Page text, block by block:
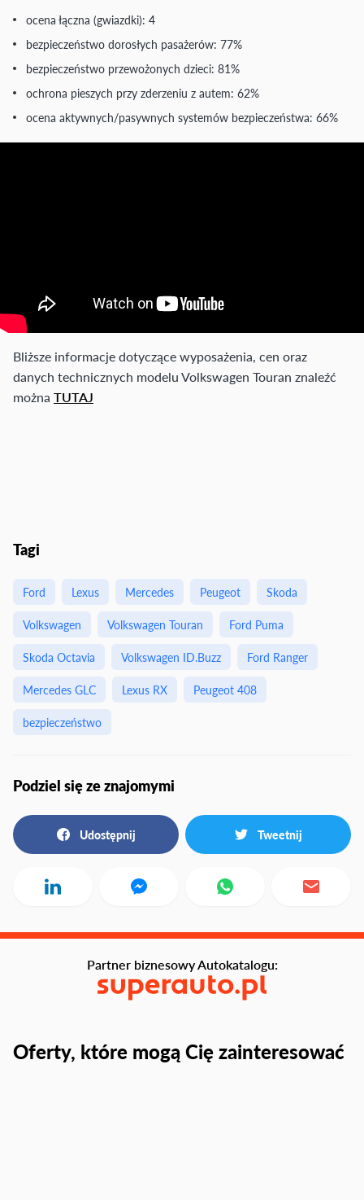
ocena łączna (gwiazdki): 4
bezpieczeństwo dorosłych pasażerów: 77%
bezpieczeństwo przewożonych dzieci: 81%
ochrona pieszych przy zderzeniu z autem: 62%
ocena aktywnych/pasywnych systemów bezpieczeństwa: 66%
Bliższe informacje dotyczące wyposażenia, cen oraz
danych technicznych modelu Volkswagen Touran znaleźć
można TUTAJ
Tagi
Ford Lexus Mercedes Peugeot
Skoda
Volkswagen
Volkswagen Touran
Ford Puma
Skoda Octavia
Volkswagen ID.Buzz
Ford Ranger
Mercedes GLC
Lexus RX
Peugeot 408
bezpieczeństwo
Podziel się ze znajomymi
Udostępnij Tweetnij
Oferty, które mogą Cię zainteresować
Partner biznesowy Autokatalogu: